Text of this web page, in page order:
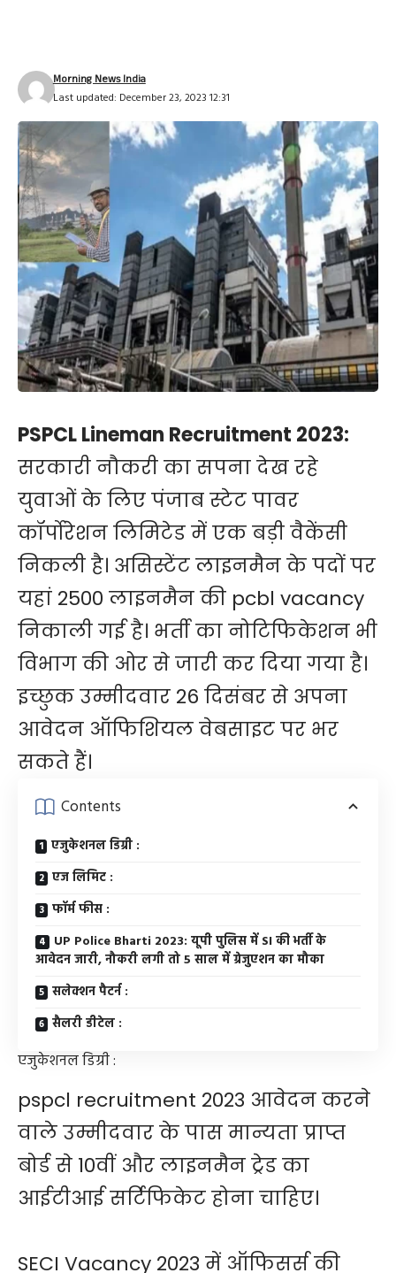
Last updated: December 23, 2023 12:31
Morning News India
PSPCL Lineman Recruitment 2023:
सरकारी नौकरी का सपना देख रहे
युवाओं के लिए पंजाब स्टेट पावर
कॉर्पोरेशन लिमिटेड में एक बड़ी वैकेंसी
निकली है। असिस्टेंट लाइनमैन के पदों पर
यहां 2500 लाइनमैन की pcbl vacancy
निकाली गई है। भर्ती का नोटिफिकेशन भी
विभाग की ओर से जारी कर दिया गया है।
इच्छुक उम्मीदवार 26 दिसंबर से अपना
आवेदन ऑफिशियल वेबसाइट पर भर
सकते हैं।
Contents
एजुकेशनल डिग्री :
एज लिमिट :
फॉर्म फीस :
UP Police Bharti 2023: यूपी पुलिस में SI की भर्ती के
आवेदन जारी, नौकरी लगी तो 5 साल में ग्रेजुएशन का मौका
सलेक्शन पैटर्न :
सैलरी डीटेल :
एजुकेशनल डिग्री :
pspcl recruitment 2023 आवेदन करने
वाले उम्मीदवार के पास मान्यता प्राप्त
बोर्ड से 10वीं और लाइनमैन ट्रेड का
आईटीआई सर्टिफिकेट होना चाहिए।
SECI Vacancy 2023 में ऑफिसर्स की